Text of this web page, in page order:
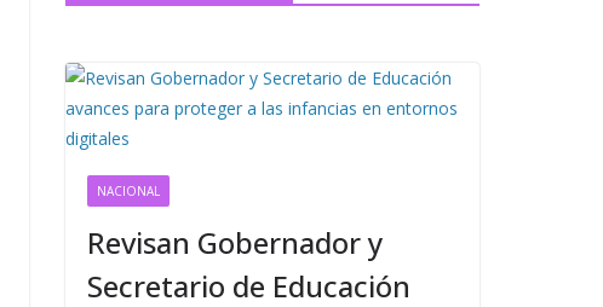
NACIONAL
Revisan Gobernador y
Secretario de Educación